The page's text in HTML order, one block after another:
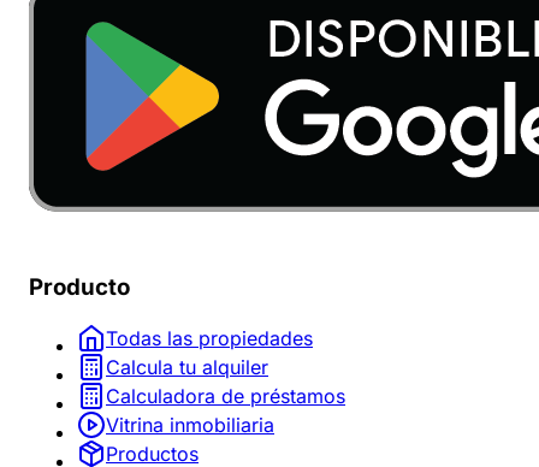
Producto
Todas las propiedades
Calcula tu alquiler
Calculadora de préstamos
Vitrina inmobiliaria
Productos